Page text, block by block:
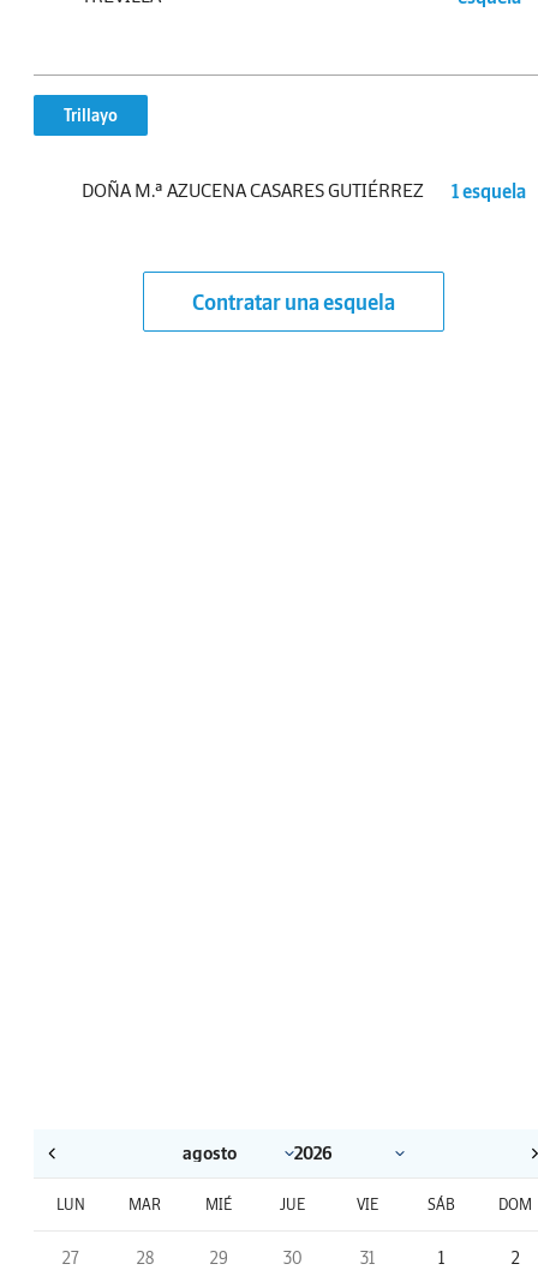
Trillayo
DOÑA M.ª AZUCENA CASARES GUTIÉRREZ 1 esquela
Contratar una esquela
LUN MAR MIÉ JUE VIE SÁB DOM
27 28 29 30 31 1 2